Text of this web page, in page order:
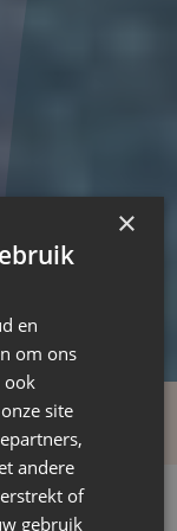
hoc naar
jaren,
×
en
om ons
ook
site
andere
of
gebruik